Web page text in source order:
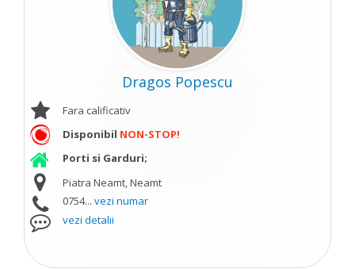
Dragos Popescu
Fara calificativ
Disponibil NON-STOP!
Porti si Garduri;
Piatra Neamt, Neamt
0754... vezi numar
vezi detalii